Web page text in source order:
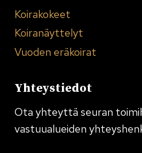
Koirakokeet
Koiranäyttelyt
Vuoden eräkoirat
Yhteystiedot
Ota yhteyttä seuran
vastuualueiden